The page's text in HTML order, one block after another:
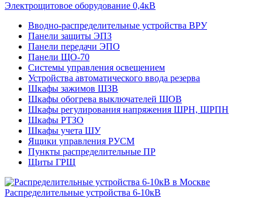
Электрощитовое оборудование 0,4кВ
Вводно-распределительные устройства ВРУ
Панели защиты ЭПЗ
Панели передачи ЭПО
Панели ЩО-70
Системы управления освещением
Устройства автоматического ввода резерва
Шкафы зажимов ШЗВ
Шкафы обогрева выключателей ШОВ
Шкафы регулирования напряжения ШРН, ШРПН
Шкафы РТЗО
Шкафы учета ШУ
Ящики управления РУСМ
Пункты распределительные ПР
Щиты ГРЩ
Распределительные устройства 6-10кВ